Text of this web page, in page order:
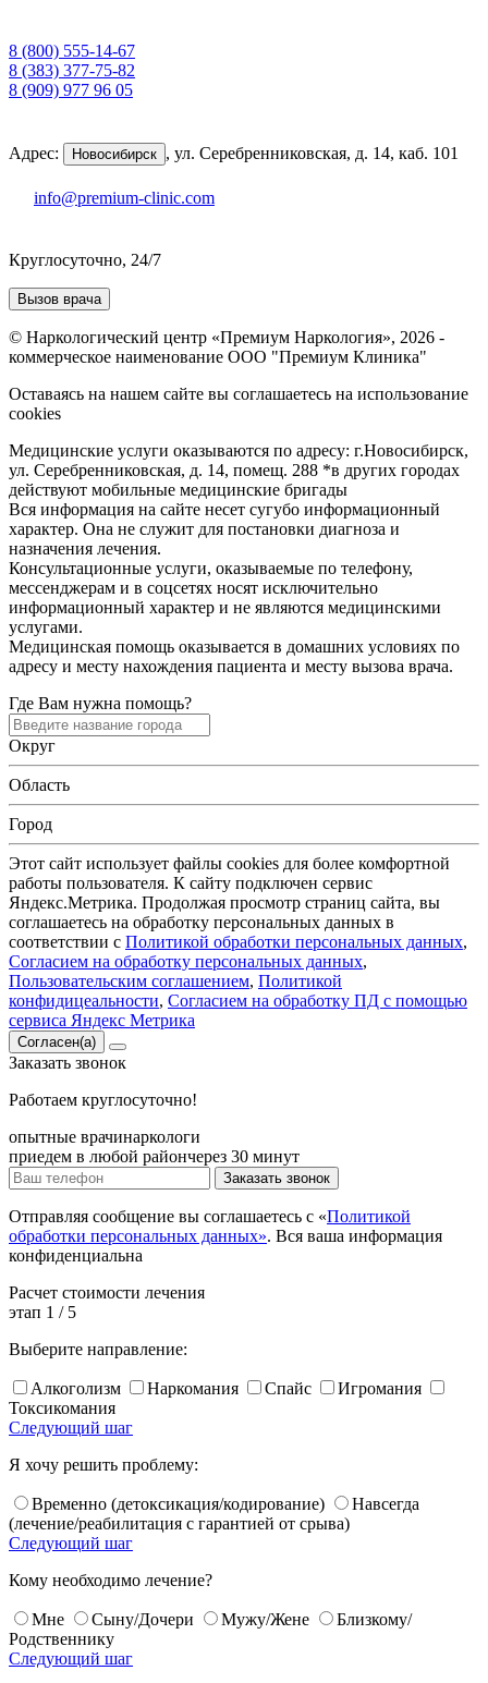
8 (800) 555-14-67
8 (383) 377-75-82
8 (909) 977 96 05
Адрес: Новосибирск , ул. Серебренниковская, д. 14, каб. 101
info@premium-clinic.com
Круглосуточно, 24/7
Вызов врача
© Наркологический центр «Премиум Наркология», 2026 -
коммерческое наименование ООО "Премиум Клиника"
Оставаясь на нашем сайте вы соглашаетесь на использование
cookies
Медицинские услуги оказываются по адресу: г.Новосибирск,
ул. Серебренниковская, д. 14, помещ. 288 *в других городах
действуют мобильные медицинские бригады
Вся информация на сайте несет сугубо информационный
характер. Она не служит для постановки диагноза и
назначения лечения.
Консультационные услуги, оказываемые по телефону,
мессенджерам и в соцсетях носят исключительно
информационный характер и не являются медицинскими
услугами.
Медицинская помощь оказывается в домашних условиях по
адресу и месту нахождения пациента и месту вызова врача.
Где Вам нужна помощь?
Округ
Область
Город
Этот сайт использует файлы cookies для более комфортной
работы пользователя. К сайту подключен сервис
Яндекс.Метрика. Продолжая просмотр страниц сайта, вы
соглашаетесь на обработку персональных данных в
соответствии с Политикой обработки персональных данных,
Согласием на обработку персональных данных,
Пользовательским соглашением, Политикой
конфидицеальности, Согласием на обработку ПД с помощью
сервиса Яндекс Метрика
Согласен(а)
Заказать звонок
Работаем круглосуточно!
опытные врачинаркологи
приедем в любой райончерез 30 минут
Заказать звонок
Отправляя сообщение вы соглашаетесь с «Политикой
обработки персональных данных». Вся ваша информация
конфиденциальна
Расчет стоимости лечения
этап 1 / 5
Выберите направление:
Алкоголизм Наркомания Спайс
Игромания
Токсикомания
Следующий шаг
Я хочу решить проблему:
Временно (детоксикация/кодирование)
Навсегда
(лечение/реабилитация с гарантией от срыва)
Следующий шаг
Кому необходимо лечение?
Мне Сыну/Дочери Мужу/Жене
Близкому/
Родственнику
Следующий шаг